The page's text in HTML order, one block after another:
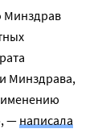
Минздрав
Минздрава,
—написала